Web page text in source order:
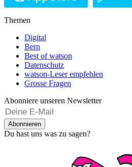
Themen
Digital
Bern
Best of watson
Datenschutz
watson-Leser empfehlen
Grosse Fragen
Abonniere unseren Newsletter
Abonnieren
Du hast uns was zu sagen?